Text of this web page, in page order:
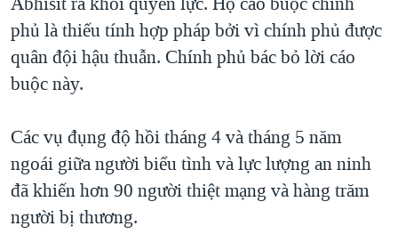
phủ là thiếu tính hợp pháp bởi vì chính phủ được
quân đội hậu thuẫn. Chính phủ bác bỏ lời cáo
buộc này.
Các vụ đụng độ hồi tháng 4 và tháng 5 năm
ngoái giữa người biểu tình và lực lượng an ninh
đã khiến hơn 90 người thiệt mạng và hàng trăm
người bị thương.